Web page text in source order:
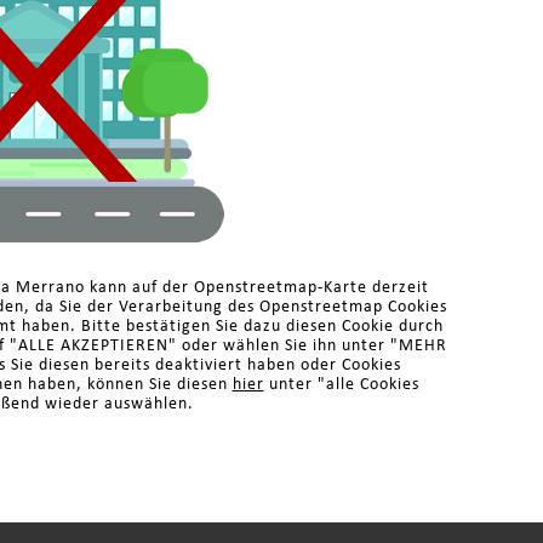
Merrano kann auf der Openstreetmap-Karte derzeit
da Sie der Verarbeitung des Openstreetmap Cookies
haben. Bitte bestätigen Sie dazu diesen Cookie durch
AKZEPTIEREN" oder wählen Sie ihn unter "MEHR
Sie diesen bereits deaktiviert haben oder Cookies
haben, können Sie diesen hier unter "alle Cookies
wieder auswählen.